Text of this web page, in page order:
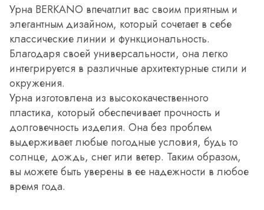
Урна BERKANO впечатлит вас своим приятным и
элегантным дизайном, который сочетает в себе
классические линии и функциональность.
Благодаря своей универсальности, она легко
интегрируется в различные архитектурные стили и
окружения.
Урна изготовлена из высококачественного
пластика, который обеспечивает прочность и
долговечность изделия. Она без проблем
выдерживает любые погодные условия, будь то
солнце, дождь, снег или ветер. Таким образом,
вы можете быть уверены в ее надежности в любое
время года.